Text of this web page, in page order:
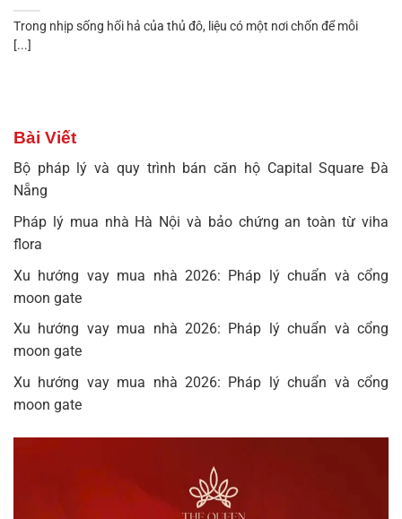
Trong nhịp sống hối hả của thủ đô, liệu có một nơi chốn để mỗi
[...]
Bài Viết
Bộ pháp lý và quy trình bán căn hộ Capital Square Đà
Nẵng
Pháp lý mua nhà Hà Nội và bảo chứng an toàn từ viha
flora
Xu hướng vay mua nhà 2026: Pháp lý chuẩn và cổng
moon gate
Xu hướng vay mua nhà 2026: Pháp lý chuẩn và cổng
moon gate
Xu hướng vay mua nhà 2026: Pháp lý chuẩn và cổng
moon gate